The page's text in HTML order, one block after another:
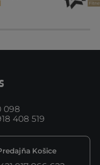
098
408 519
Košice